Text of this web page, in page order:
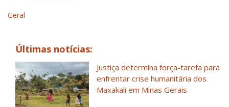
Geral
Últimas notícias:
Justiça determina força-tarefa para
enfrentar crise humanitária dos
Maxakali em Minas Gerais